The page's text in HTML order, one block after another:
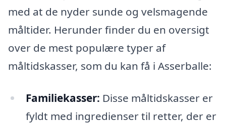
med at de nyder sunde og velsmagende
måltider. Herunder finder du en oversigt
over de mest populære typer af
måltidskasser, som du kan få i Asserballe:
Familiekasser: Disse måltidskasser er
fyldt med ingredienser til retter, der er